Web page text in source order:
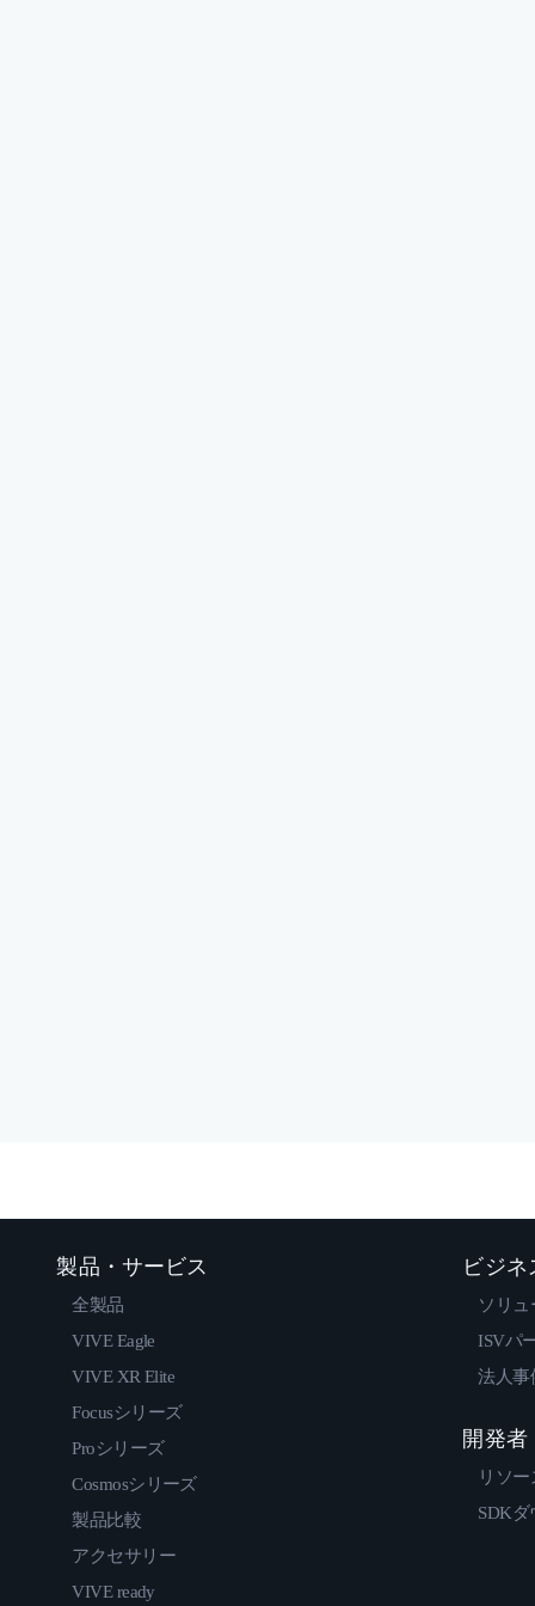
製品・サービス
全製品
VIVE Eagle
VIVE XR Elite
Focusシリーズ
Proシリーズ
Cosmosシリーズ
製品比較
アクセサリー
VIVE ready
ビジネ
ソリュ
ISVパ
法人事
開発者
リソー
SDKダ